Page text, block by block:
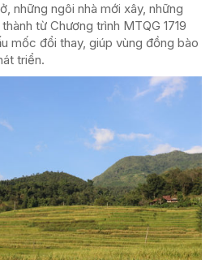
những ngôi nhà mới xây, những
từ Chương trình MTQG 1719
mốc đổi thay, giúp vùng đồng bào
triển.